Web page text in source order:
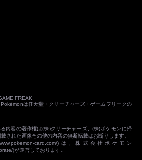
FREAK
は任天堂・クリーチャーズ・ゲームフリークの
内容の著作権は(株)クリーチャーズ、(株)ポケモンに帰
された画像その他の内容の無断転載はお断りします。
card.com/)は、株式会社ポケモン
)が運営しております。